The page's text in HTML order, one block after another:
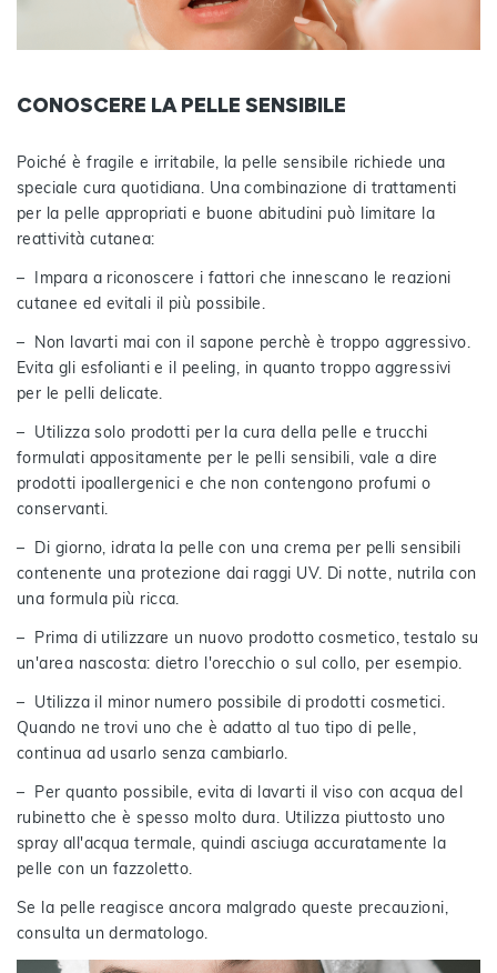
CONOSCERE LA PELLE SENSIBILE
Poiché è fragile e irritabile, la pelle sensibile richiede una
speciale cura quotidiana. Una combinazione di trattamenti
per la pelle appropriati e buone abitudini può limitare la
reattività cutanea:
– Impara a riconoscere i fattori che innescano le reazioni
cutanee ed evitali il più possibile.
– Non lavarti mai con il sapone perchè è troppo aggressivo.
Evita gli esfolianti e il peeling, in quanto troppo aggressivi
per le pelli delicate.
– Utilizza solo prodotti per la cura della pelle e trucchi
formulati appositamente per le pelli sensibili, vale a dire
prodotti ipoallergenici e che non contengono profumi o
conservanti.
– Di giorno, idrata la pelle con una crema per pelli sensibili
contenente una protezione dai raggi UV. Di notte, nutrila con
una formula più ricca.
– Prima di utilizzare un nuovo prodotto cosmetico, testalo su
un'area nascosta: dietro l'orecchio o sul collo, per esempio.
– Utilizza il minor numero possibile di prodotti cosmetici.
Quando ne trovi uno che è adatto al tuo tipo di pelle,
continua ad usarlo senza cambiarlo.
– Per quanto possibile, evita di lavarti il viso con acqua del
rubinetto che è spesso molto dura. Utilizza piuttosto uno
spray all'acqua termale, quindi asciuga accuratamente la
pelle con un fazzoletto.
Se la pelle reagisce ancora malgrado queste precauzioni,
consulta un dermatologo.